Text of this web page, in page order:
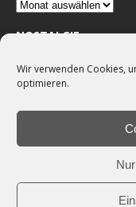
Wir verwenden Cookies,
optimieren.
NOSTALGIE